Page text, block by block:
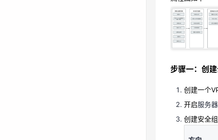
步骤一：创
创建一个
开启
服务
方向
步骤一：创
创建一个
开启服务
创建安全